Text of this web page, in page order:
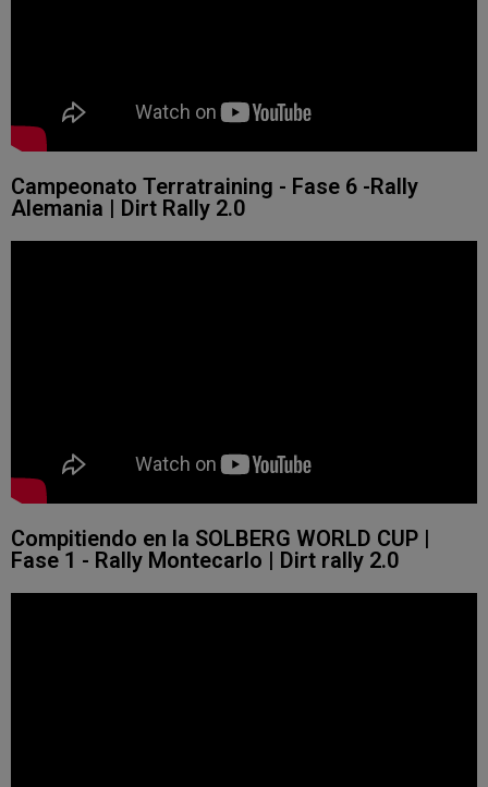
Campeonato Terratraining - Fase 6 -Rally
Alemania | Dirt Rally 2.0
Compitiendo en la SOLBERG WORLD CUP |
Fase 1 - Rally Montecarlo | Dirt rally 2.0